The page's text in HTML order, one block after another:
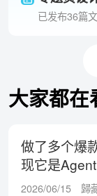
已发布36篇
大家都在
做了多个爆
现它是
商品！
2026/06/15
歸